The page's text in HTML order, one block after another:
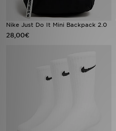
Nike Just Do It Mini Backpack 2.0
28,00€
SUBSCREVE
ESTADO DO TEU PEDIDO
FAZ DOWNLOAD DA APP